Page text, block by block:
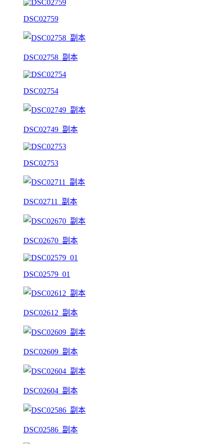
DSC02759
DSC02758_副本
DSC02754
DSC02749_副本
DSC02753
DSC02711_副本
DSC02670_副本
DSC02579_01
DSC02612_副本
DSC02609_副本
DSC02604_副本
DSC02586_副本